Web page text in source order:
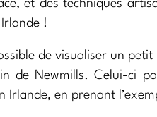
et des techniques
!
de visualiser un
de Newmills. Celui-ci
Irlande, en prenant